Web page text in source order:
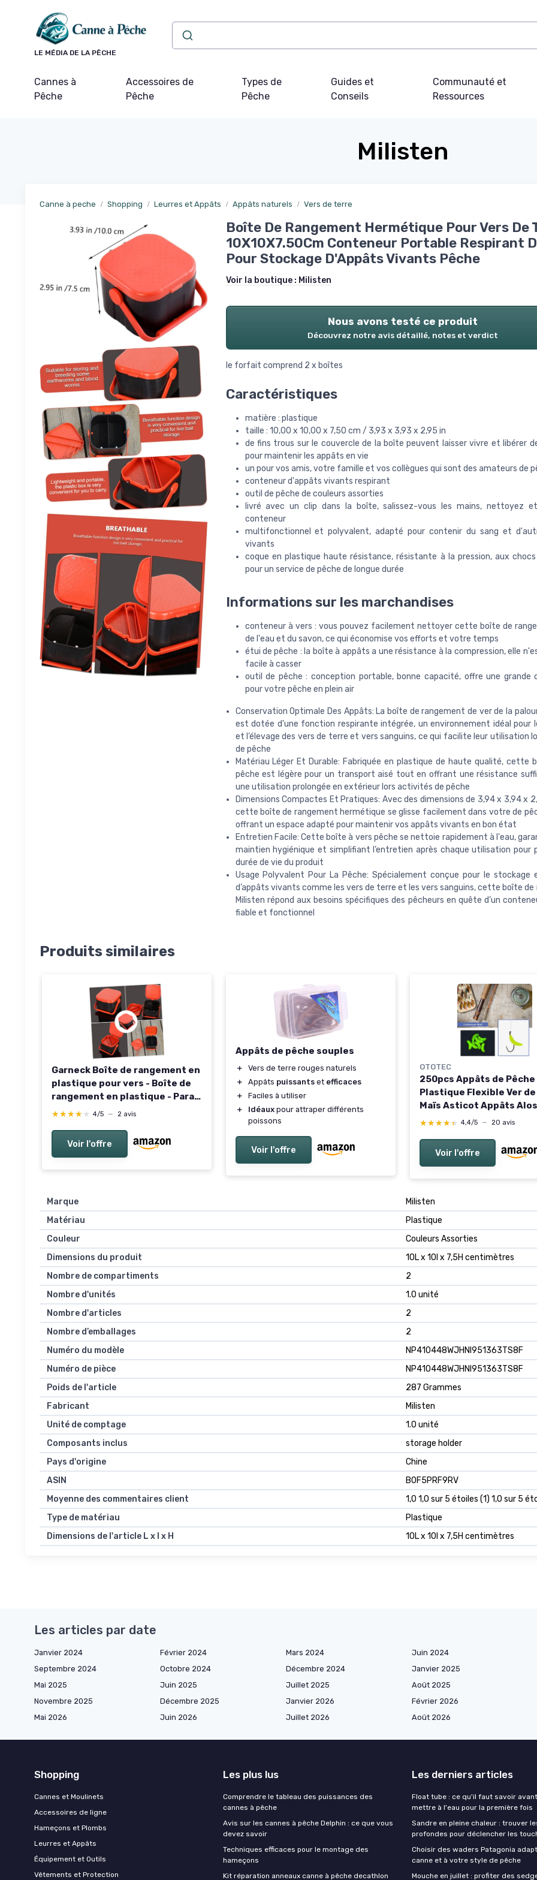
LE MÉDIA DE LA PÊCHE
Cannes à
Pêche
Accessoires de
Pêche
Types de
Pêche
Guides et
Conseils
Communauté et
Ressources
Milisten
Canne à peche Shopping Leurres et Appâts Appâts naturels Vers de terre
Boîte De Rangement Hermétique Pour Vers De
10X10X7.50Cm Conteneur Portable Respirant
Pour Stockage D'Appâts Vivants Pêche
Voir la boutique : Milisten
Nous avons testé ce produit
Découvrez notre avis détaillé, notes et verdict
le forfait comprend 2 x boîtes
Caractéristiques
matière : plastique
taille : 10,00 x 10,00 x 7,50 cm / 3,93 x 3,93 x 2,95 in
de fins trous sur le couvercle de la boîte peuvent laisser vivre et libérer
pour maintenir les appâts en vie
un pour vos amis, votre famille et vos collègues qui sont des amateurs de
conteneur d'appâts vivants respirant
outil de pêche de couleurs assorties
livré avec un clip dans la boîte, salissez-vous les mains, nettoyez
conteneur
multifonctionnel et polyvalent, adapté pour contenir du sang et
vivants
coque en plastique haute résistance, résistante à la pression, aux
pour un service de pêche de longue durée
Informations sur les marchandises
conteneur à vers : vous pouvez facilement nettoyer cette boîte de
de l'eau et du savon, ce qui économise vos efforts et votre temps
étui de pêche : la boîte à appâts a une résistance à la compression, elle
facile à casser
outil de pêche : conception portable, bonne capacité, offre une grande
pour votre pêche en plein air
Conservation Optimale Des Appâts: La boîte de rangement de ver de la
est dotée d'une fonction respirante intégrée, un environnement idéal pour
et l’élevage des vers de terre et vers sanguins, ce qui facilite leur utilisation
de pêche
Matériau Léger Et Durable: Fabriquée en plastique de haute qualité, cette
pêche est légère pour un transport aisé tout en offrant une résistance
une utilisation prolongée en extérieur lors activités de pêche
Dimensions Compactes Et Pratiques: Avec des dimensions de 3,94 x 3,94 x
cette boîte de rangement hermétique se glisse facilement dans votre de
offrant un espace adapté pour maintenir vos appâts vivants en bon état
Entretien Facile: Cette boîte à vers pêche se nettoie rapidement à l'eau,
maintien hygiénique et simplifiant l’entretien après chaque utilisation pour
durée de vie du produit
Usage Polyvalent Pour La Pêche: Spécialement conçue pour le stockage
d’appâts vivants comme les vers de terre et les vers sanguins, cette boîte
Milisten répond aux besoins spécifiques des pêcheurs en quête d’un
fiable et fonctionnel
Produits similaires
Garneck Boîte de rangement en
plastique pour vers - Boîte de
rangement en plastique - Para
Guardar - Outil de pêche - Boîte
terre - Rouge - Boîte à appâts
respirante Couleurs Assorties -
★★★★★
★★★★★ 4/5 — 2 avis
Voir l'offre
Appâts de pêche souples
＋
Vers de terre rouges naturels
＋
Appâts puissants et efficaces
＋
Faciles à utiliser
＋
Idéaux pour attraper différents
poissons
Voir l'offre
OTOTEC
250pcs Appâts de Pêche
Plastique Flexible Ver
Maïs Asticot Appâts
Artificiels Réalistes Eau
★★★★★
★★★★★ 4,4/5 — 20 avis
Voir l'offre
Marque
Milisten
Matériau
Plastique
Couleur
Couleurs Assorties
Dimensions du produit
10L x 10l x 7,5H centimètres
Nombre de compartiments
2
Nombre d'unités
1.0 unité
Nombre d'articles
2
Nombre d’emballages
2
Numéro du modèle
NP410448WJHNI951363TS8F
Numéro de pièce
NP410448WJHNI951363TS8F
Poids de l'article
287 Grammes
Fabricant
Milisten
Unité de comptage
1.0 unité
Composants inclus
storage holder
Pays d'origine
Chine
ASIN
B0F5PRF9RV
Moyenne des commentaires client
1,0 1,0 sur 5 étoiles (1) 1,0 sur 5
Type de matériau
Plastique
Dimensions de l'article L x l x H
10L x 10l x 7,5H centimètres
Les articles par date
Janvier 2024 Février 2024 Mars 2024 Juin 2024
Septembre 2024
Octobre 2024 Décembre 2024 Janvier 2025
Mai 2025
Juin 2025 Juillet 2025 Août 2025
Novembre 2025
Décembre 2025 Janvier 2026 Février 2026
Mai 2026
Juin 2026 Juillet 2026 Août 2026
Shopping
Cannes et Moulinets
Accessoires de ligne
Hameçons et Plombs
Leurres et Appâts
Équipement et Outils
Vêtements et Protection
Les plus lus
Comprendre le tableau des puissances des
cannes à pêche
Avis sur les cannes à pêche Delphin : ce que vous
devez savoir
Techniques efficaces pour le montage des
hameçons
Kit réparation anneaux canne à pêche decathlon
Les derniers articles
Float tube : ce qu'il faut savoir
mettre à l'eau pour la première fois
Sandre en pleine chaleur : trouver
profondes pour déclencher les
Choisir des waders Patagonia
canne et à votre style de pêche
Mouche en juillet : profiter des